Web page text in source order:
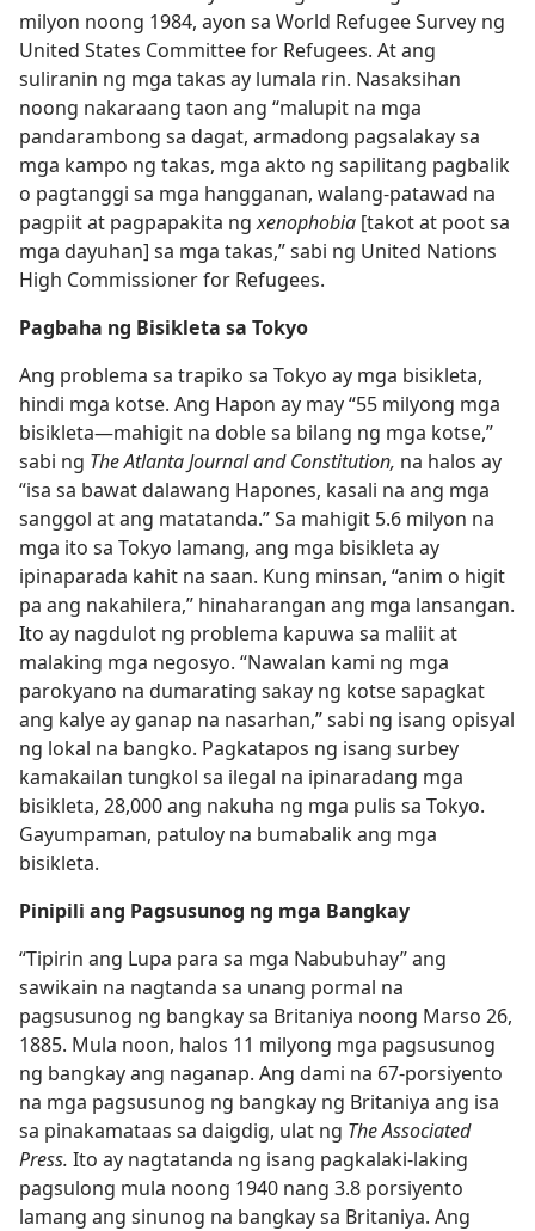
milyon noong 1984, ayon sa World Refugee Survey ng
United States Committee for Refugees. At ang
suliranin ng mga takas ay lumala rin. Nasaksihan
noong nakaraang taon ang “malupit na mga
pandarambong sa dagat, armadong pagsalakay sa
mga kampo ng takas, mga akto ng sapilitang pagbalik
o pagtanggi sa mga hangganan, walang-patawad na
pagpiit at pagpapakita ngxenophobia [takot at poot sa
mga dayuhan] sa mga takas,” sabi ng United Nations
High Commissioner for Refugees.
Pagbaha ng Bisikleta sa Tokyo
Ang problema sa trapiko sa Tokyo ay mga bisikleta,
hindi mga kotse. Ang Hapon ay may “55 milyong mga
bisikleta​—mahigit na doble sa bilang ng mga kotse,”
sabi ng The Atlanta Journal and Constitution, na halos ay
“isa sa bawat dalawang Hapones, kasali na ang mga
sanggol at ang matatanda.” Sa mahigit 5.6 milyon na
mga ito sa Tokyo lamang, ang mga bisikleta ay
ipinaparada kahit na saan. Kung minsan, “anim o higit
pa ang nakahilera,” hinaharangan ang mga lansangan.
Ito ay nagdulot ng problema kapuwa sa maliit at
malaking mga negosyo. “Nawalan kami ng mga
parokyano na dumarating sakay ng kotse sapagkat
ang kalye ay ganap na nasarhan,” sabi ng isang opisyal
ng lokal na bangko. Pagkatapos ng isang surbey
kamakailan tungkol sa ilegal na ipinaradang mga
bisikleta, 28,000 ang nakuha ng mga pulis sa Tokyo.
Gayumpaman, patuloy na bumabalik ang mga
bisikleta.
Pinipili ang Pagsusunog ng mga Bangkay
“Tipirin ang Lupa para sa mga Nabubuhay” ang
sawikain na nagtanda sa unang pormal na
pagsusunog ng bangkay sa Britaniya noong Marso 26,
1885. Mula noon, halos 11 milyong mga pagsusunog
ng bangkay ang naganap. Ang dami na 67-porsiyento
na mga pagsusunog ng bangkay ng Britaniya ang isa
sa pinakamataas sa daigdig, ulat ng The Associated
Press. Ito ay nagtatanda ng isang pagkalaki-laking
pagsulong mula noong 1940 nang 3.8 porsiyento
lamang ang sinunog na bangkay sa Britaniya. Ang